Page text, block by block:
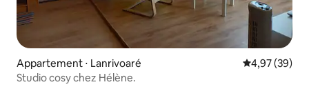
Appartement ⋅ Lanrivoaré Évaluation
4,97 (39)
Studio cosy chez Hélène.